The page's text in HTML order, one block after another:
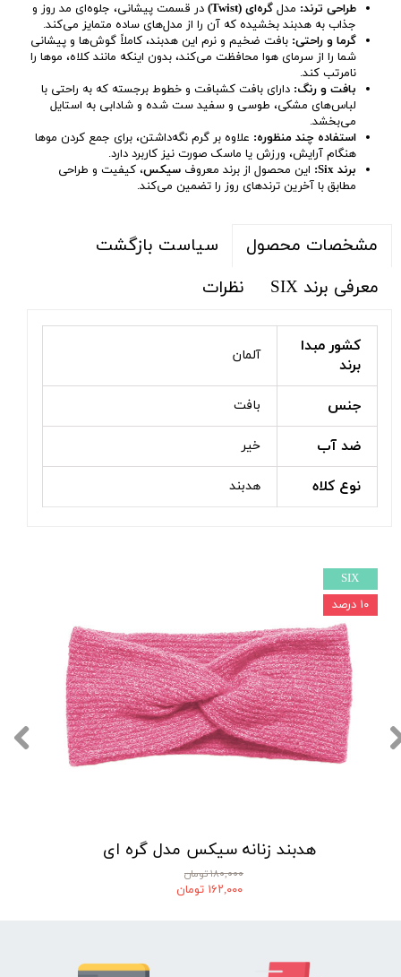
طراحی ترند: مدلگره‌ای (Twist)
در قسمت پیشانی، جلوه‌ای مد روز و
جذاب به هدبند بخشیده که آن را از مدل‌های ساده متمایز می‌کند.
گرما و راحتی: بافت ضخیم و نرم این هدبند، کاملاً گوش‌ها و پیشانی
شما را از سرمای هوا محافظت می‌کند، بدون اینکه مانند کلاه، موها را
نامرتب کند.
بافت و رنگ: دارای بافت کشبافت و خطوط برجسته که به راحتی با
لباس‌های مشکی، طوسی و سفید ست شده و شادابی به استایل
می‌بخشد.
استفاده چند منظوره: علاوه بر گرم نگه‌داشتن، برای جمع کردن موها
هنگام آرایش، ورزش یا ماسک صورت نیز کاربرد دارد.
برند Six:
این محصول از برند معروفسیکس، کیفیت و طراحی
مطابق با آخرین ترندهای روز را تضمین می‌کند.
مشخصات محصول
سیاست بازگشت
معرفی برند SIX
نظرات
کشور مبدا
برند
آلمان
جنس بافت
ضد آب خیر
نوع کلاه هدبند
هدبند زنانه سیکس مدل گره ای
۱۸۰,۰۰۰ تومان
۱۶۲,۰۰۰ تومان
SIX
۱۰ درصد